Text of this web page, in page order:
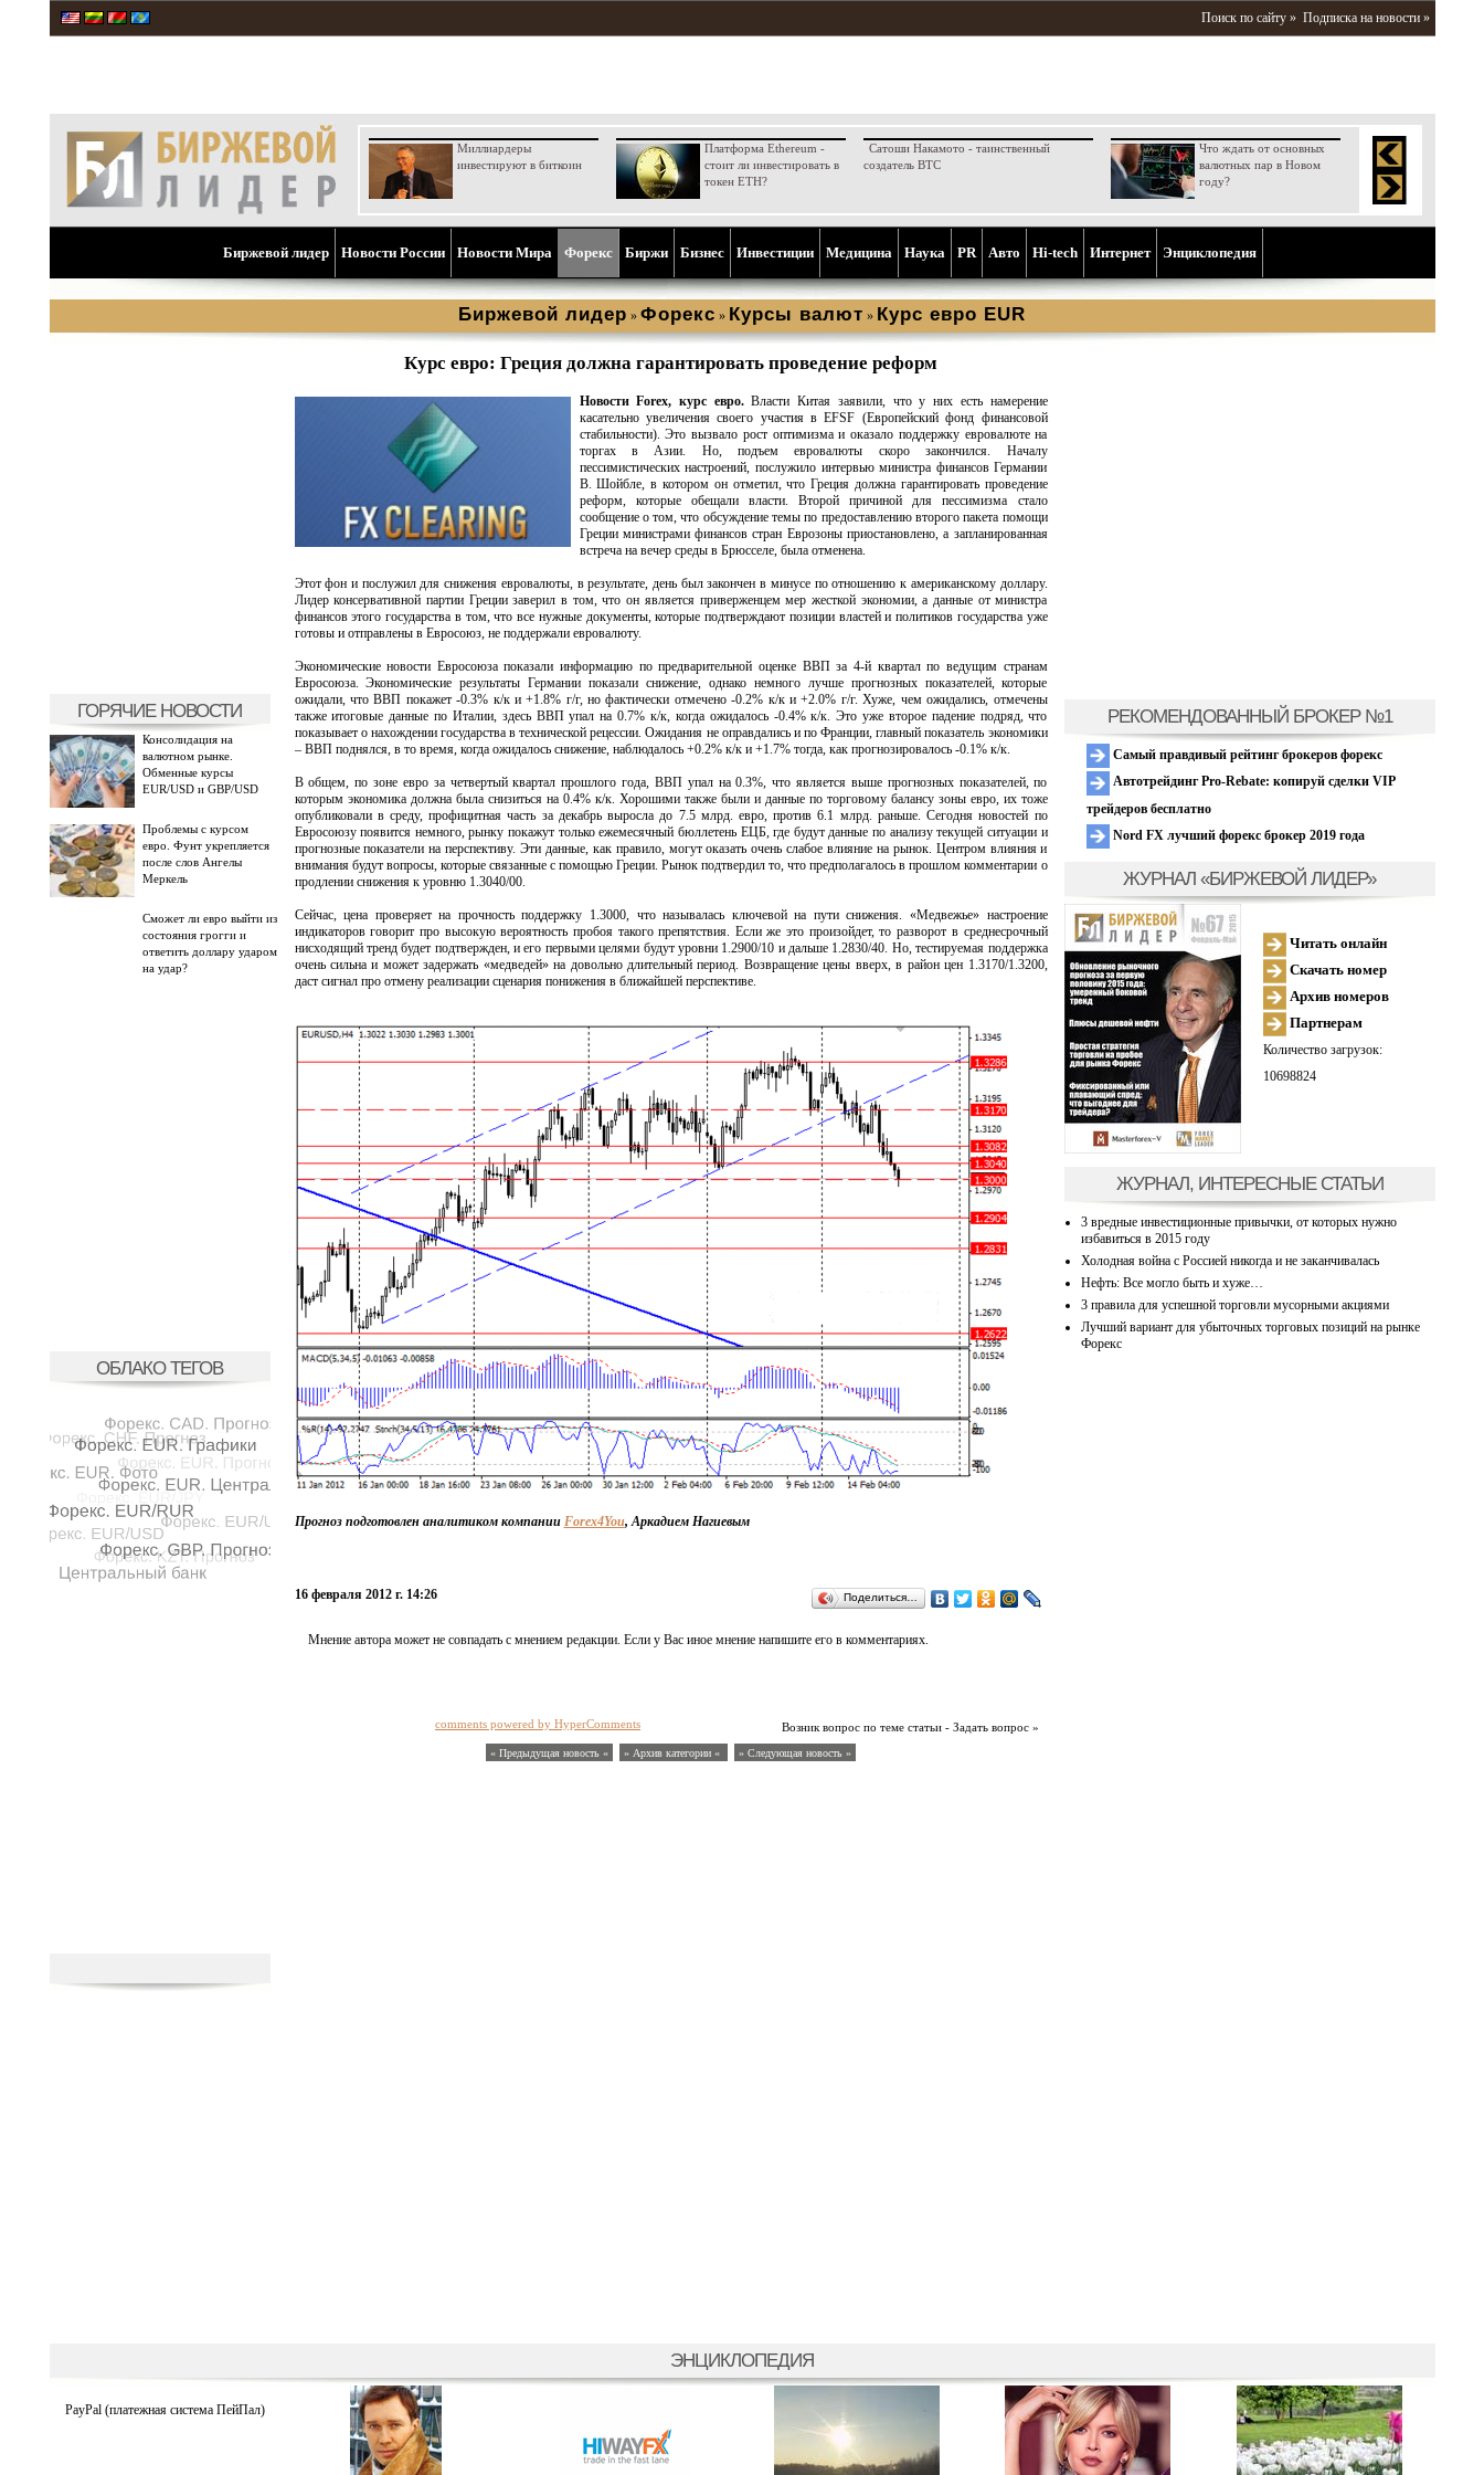
Поиск по сайту » Подписка на новости »
Миллиардеры
инвестируют в биткоин
Платформа Ethereum -
стоит ли инвестировать в
токен ETH?
Сатоши Накамото - таинственный
создатель BTC
Что ждать от основных
валютных пар в Новом
году?
Биржевой лидер Новости России Новости Мира Форекс Биржи Бизнес Инвестиции Медицина Наука PR Aвто Hi-tech Интернет Энциклопедия
Биржевой лидер » Форекс » Курсы валют » Курс евро EUR
ГОРЯЧИЕ НОВОСТИ
Консолидация на
валютном рынке.
Обменные курсы
EUR/USD и GBP/USD
Проблемы с курсом
евро. Фунт укрепляется
после слов Ангелы
Меркель
Сможет ли евро выйти из
состояния грогги и
ответить доллару ударом
на удар?
ОБЛАКО ТЕГОВ
Курс евро: Греция должна гарантировать проведение реформ
Новости Forex, курс евро.Власти Китая заявили, что у них есть намерение
касательно увеличения своего участия в EFSF (Европейский фонд финансовой
стабильности). Это вызвало рост оптимизма и оказало поддержку евровалюте на
торгах в Азии. Но, подъем евровалюты скоро закончился. Началу
пессимистических настроений, послужило интервью министра финансов Германии
В. Шойбле, в котором он отметил, что Греция должна гарантировать проведение
реформ, которые обещали власти. Второй причиной для пессимизма стало
сообщение о том, что обсуждение темы по предоставлению второго пакета помощи
Греции министрами финансов стран Еврозоны приостановлено, а запланированная
встреча на вечер среды в Брюсселе, была отменена.
Этот фон и послужил для снижения евровалюты, в результате, день был закончен в минусе по отношению к американскому доллару.
Лидер консервативной партии Греции заверил в том, что он является приверженцем мер жесткой экономии, а данные от министра
финансов этого государства в том, что все нужные документы, которые подтверждают позиции властей и политиков государства уже
готовы и отправлены в Евросоюз, не поддержали евровалюту.
Экономические новости Евросоюза показали информацию по предварительной оценке ВВП за 4-й квартал по ведущим странам
Евросоюза. Экономические результаты Германии показали снижение, однако немного лучше прогнозных показателей, которые
ожидали, что ВВП покажет -0.3% к/к и +1.8% г/г, но фактически отмечено -0.2% к/к и +2.0% г/г. Хуже, чем ожидались, отмечены
также итоговые данные по Италии, здесь ВВП упал на 0.7% к/к, когда ожидалось -0.4% к/к. Это уже второе падение подряд, что
показывает о нахождении государства в технической рецессии. Ожидания не оправдались и по Франции, главный показатель экономики
– ВВП поднялся, в то время, когда ожидалось снижение, наблюдалось +0.2% к/к и +1.7% тогда, как прогнозировалось -0.1% к/к.
В общем, по зоне евро за четвертый квартал прошлого года, ВВП упал на 0.3%, что является выше прогнозных показателей, по
которым экономика должна была снизиться на 0.4% к/к. Хорошими также были и данные по торговому балансу зоны евро, их тоже
опубликовали в среду, профицитная часть за декабрь выросла до 7.5 млрд. евро, против 6.1 млрд. раньше. Сегодня новостей по
Евросоюзу появится немного, рынку покажут только ежемесячный бюллетень ЕЦБ, где будут данные по анализу текущей ситуации и
прогнозные показатели на перспективу. Эти данные, как правило, могут оказать очень слабое влияние на рынок. Центром влияния и
внимания будут вопросы, которые связанные с помощью Греции. Рынок подтвердил то, что предполагалось в прошлом комментарии о
продлении снижения к уровню 1.3040/00.
Сейчас, цена проверяет на прочность поддержку 1.3000, что называлась ключевой на пути снижения. «Медвежье» настроение
индикаторов говорит про высокую вероятность пробоя такого препятствия. Если же это произойдет, то разворот в среднесрочный
нисходящий тренд будет подтвержден, и его первыми целями будут уровни 1.2900/10 и дальше 1.2830/40. Но, тестируемая поддержка
очень сильна и может задержать «медведей» на довольно длительный период. Возвращение цены вверх, в район цен 1.3170/1.3200,
даст сигнал про отмену реализации сценария понижения в ближайшей перспективе.
Прогноз подготовлен аналитиком компании Forex4You, Аркадием Нагиевым
16 февраля 2012 г. 14:26 Поделиться…
Мнение автора может не совпадать с мнением редакции. Если у Вас иное мнение напишите его в комментариях.
Возник вопрос по теме статьи - Задать вопрос »
comments powered by HyperComments
« Предыдущая новость « » Архив категории « » Следующая новость »
РЕКОМЕНДОВАННЫЙ БРОКЕР №1
Самый правдивый рейтинг брокеров форекс
Автотрейдинг Pro-Rebate: копируй сделки VIP
трейдеров бесплатно
Nord FX лучший форекс брокер 2019 года
ЖУРНАЛ «БИРЖЕВОЙ ЛИДЕР»
Читать онлайн
Скачать номер
Архив номеров
Партнерам
Количество загрузок:
10698824
ЖУРНАЛ, ИНТЕРЕСНЫЕ СТАТЬИ
3 вредные инвестиционные привычки, от которых нужно
избавиться в 2015 году
Холодная война с Россией никогда и не заканчивалась
Нефть: Все могло быть и хуже…
3 правила для успешной торговли мусорными акциями
Лучший вариант для убыточных торговых позиций на рынке
Форекс
ЭНЦИКЛОПЕДИЯ
PayPal (платежная система ПейПал)